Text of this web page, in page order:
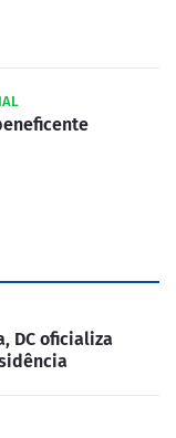
DC oficializa